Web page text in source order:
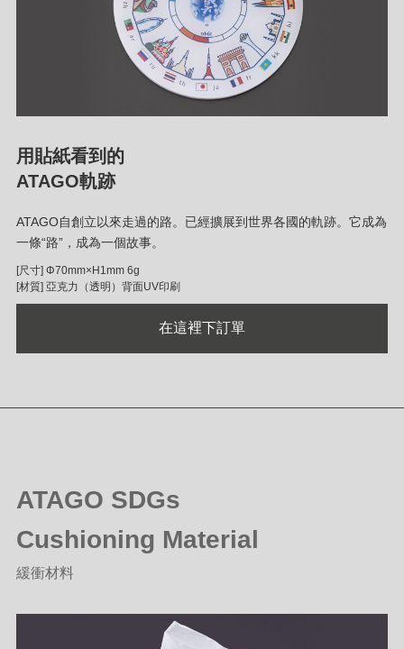
用貼紙看到的
ATAGO軌跡
ATAGO自創立以來走過的路。已經擴展到世界各國的軌跡。它成為
一條“路”，成為一個故事。
[尺寸] Φ70mm×H1mm 6g
[材質] 亞克力（透明）背面UV印刷
在這裡下訂單
ATAGO SDGs
Cushioning Material
緩衝材料